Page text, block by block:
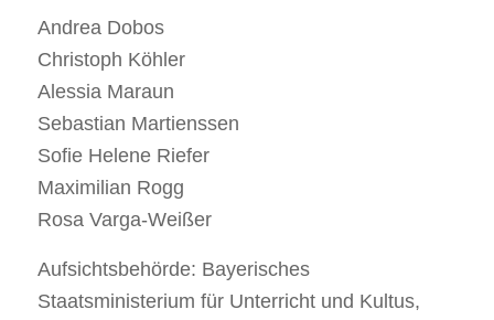
Andrea Dobos
Christoph Köhler
Alessia Maraun
Sebastian Martienssen
Sofie Helene Riefer
Maximilian Rogg
Rosa Varga-Weißer
Aufsichtsbehörde: Bayerisches
Staatsministerium für Unterricht und Kultus,